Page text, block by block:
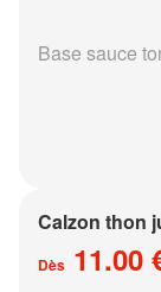
Base sauce
Calzon thon
Dès 11.00